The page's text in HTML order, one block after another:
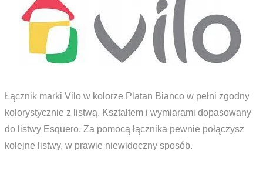
Łącznik marki Vilo w kolorze Platan Bianco w pełni zgodny
kolorystycznie z listwą. Kształtem i wymiarami dopasowany
do listwy Esquero. Za pomocą łącznika pewnie połączysz
kolejne listwy, w prawie niewidoczny sposób.